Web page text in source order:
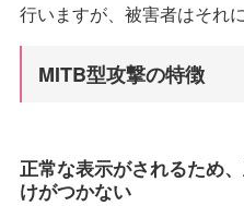
行いますが、被害者はそれ
MITB型攻撃の特徴
正常な表示がされるため
けがつかない